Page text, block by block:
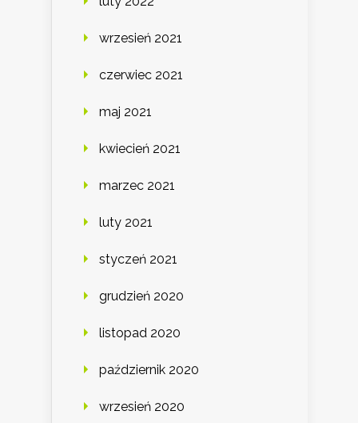
wrzesień 2021
czerwiec 2021
maj 2021
kwiecień 2021
marzec 2021
luty 2021
styczeń 2021
grudzień 2020
listopad 2020
październik 2020
wrzesień 2020